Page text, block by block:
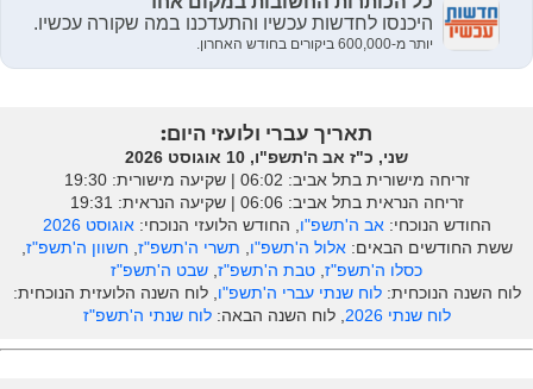
תאריך עברי ולועזי היום:
שני, כ"ז אב ה'תשפ"ו, 10 אוגוסט 2026
זריחה מישורית בתל אביב: ‎06:02 | שקיעה מישורית: 19:30
זריחה הנראית בתל אביב: ‎06:06 | שקיעה הנראית: 19:31
החודש הנוכחי:אב ה'תשפ"ו, החודש הלועזי הנוכחי:אוגוסט 2026
ששת החודשים הבאים:אלול ה'תשפ"ו, תשרי ה'תשפ"ז, חשוון ה'תשפ"ז,
כסלו ה'תשפ"ז, טבת ה'תשפ"ז, שבט ה'תשפ"ז
לוח השנה הנוכחית:לוח שנתי עברי ה'תשפ"ו, לוח השנה הלועזית הנוכחית:
לוח שנתי 2026
, לוח השנה הבאה:לוח שנתי ה'תשפ"ז